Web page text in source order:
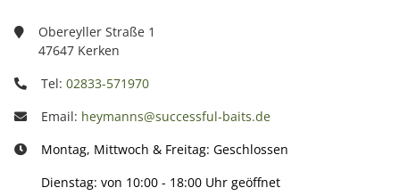
Obereyller Straße 1
47647 Kerken
Tel: 02833-571970
Email: heymanns@successful-baits.de
Montag, Mittwoch & Freitag: Geschlossen
Dienstag: von 10:00 - 18:00 Uhr geöffnet